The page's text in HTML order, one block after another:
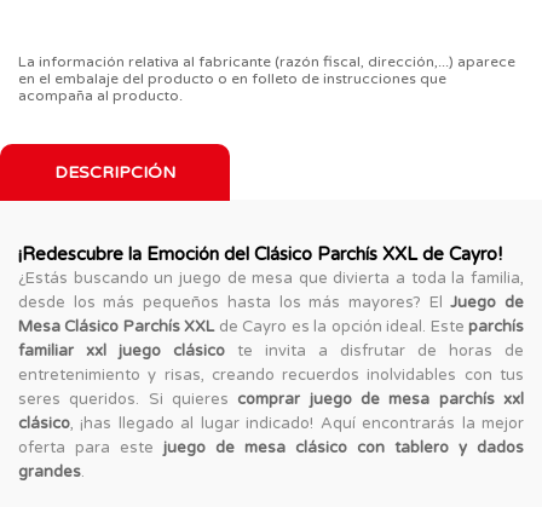
La información relativa al fabricante (razón fiscal, dirección,...) aparece
en el embalaje del producto o en folleto de instrucciones que
acompaña al producto.
DESCRIPCIÓN
¡Redescubre la Emoción del Clásico Parchís XXL de Cayro!
¿Estás buscando un juego de mesa que divierta a toda la familia,
desde los más pequeños hasta los más mayores? ElJuego de
Mesa Clásico Parchís XXLde Cayro es la opción ideal. Esteparchís
familiar xxl juego clásico te invita a disfrutar de horas de
entretenimiento y risas, creando recuerdos inolvidables con tus
seres queridos. Si quieres comprar juego de mesa parchís xxl
clásico, ¡has llegado al lugar indicado! Aquí encontrarás la mejor
oferta para este juego de mesa clásico con tablero y dados
grandes.